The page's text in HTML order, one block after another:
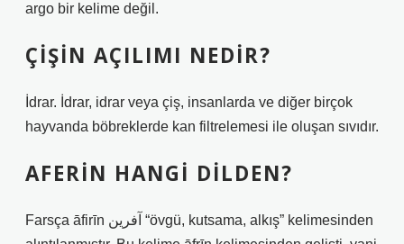
argo bir kelime değil.
ÇIŞIN AÇILIMI NEDIR?
İdrar. İdrar, idrar veya çiş, insanlarda ve diğer birçok
hayvanda böbreklerde kan filtrelemesi ile oluşan sıvıdır.
AFERIN HANGI DILDEN?
Farsça āfirīn آفرین “övgü, kutsama, alkış” kelimesinden